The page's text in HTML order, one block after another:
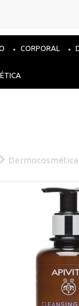
CORPORAL
Dermocosmética